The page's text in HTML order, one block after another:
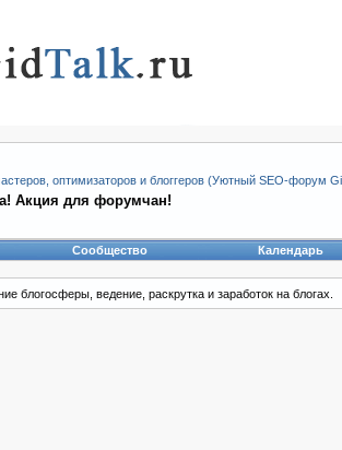
оптимизаторов и блоггеров (Уютный SEO-форум
Акция для форумчан!
Сообщество Календарь
блогосферы, ведение, раскрутка и заработок на блогах.